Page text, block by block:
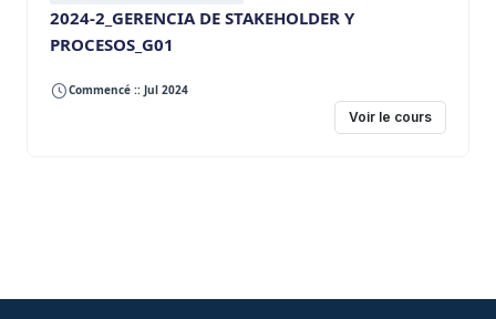
2024-2_GERENCIA DE STAKEHOLDER Y
PROCESOS_G01
Commencé :: Jul 2024
Voir le cours